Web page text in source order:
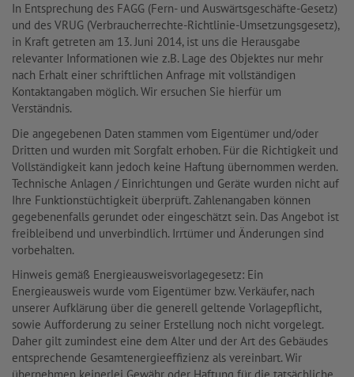
In Entsprechung des FAGG (Fern- und Auswärtsgeschäfte-Gesetz)
und des VRUG (Verbraucherrechte-Richtlinie-Umsetzungsgesetz),
in Kraft getreten am 13. Juni 2014, ist uns die Herausgabe
relevanter Informationen wie z.B. Lage des Objektes nur mehr
nach Erhalt einer schriftlichen Anfrage mit vollständigen
Kontaktangaben möglich. Wir ersuchen Sie hierfür um
Verständnis.
Die angegebenen Daten stammen vom Eigentümer und/oder
Dritten und wurden mit Sorgfalt erhoben. Für die Richtigkeit und
Vollständigkeit kann jedoch keine Haftung übernommen werden.
Technische Anlagen / Einrichtungen und Geräte wurden nicht auf
Ihre Funktionstüchtigkeit überprüft. Zahlenangaben können
gegebenenfalls gerundet oder eingeschätzt sein. Das Angebot ist
freibleibend und unverbindlich. Irrtümer und Änderungen sind
vorbehalten.
Hinweis gemäß Energieausweisvorlagegesetz: Ein
Energieausweis wurde vom Eigentümer bzw. Verkäufer, nach
unserer Aufklärung über die generell geltende Vorlagepflicht,
sowie Aufforderung zu seiner Erstellung noch nicht vorgelegt.
Daher gilt zumindest eine dem Alter und der Art des Gebäudes
entsprechende Gesamtenergieeffizienz als vereinbart. Wir